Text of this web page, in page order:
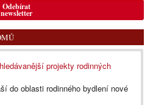
Odebírat
newsletter
projekty rodinných
do oblasti rodinného bydlení nové